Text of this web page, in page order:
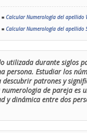
■ Calcular Numerología del apellido
■ Calcular Numerología del apellido
utilizada durante siglos
persona. Estudiar los
patrones y
de pareja es
dinámica entre dos